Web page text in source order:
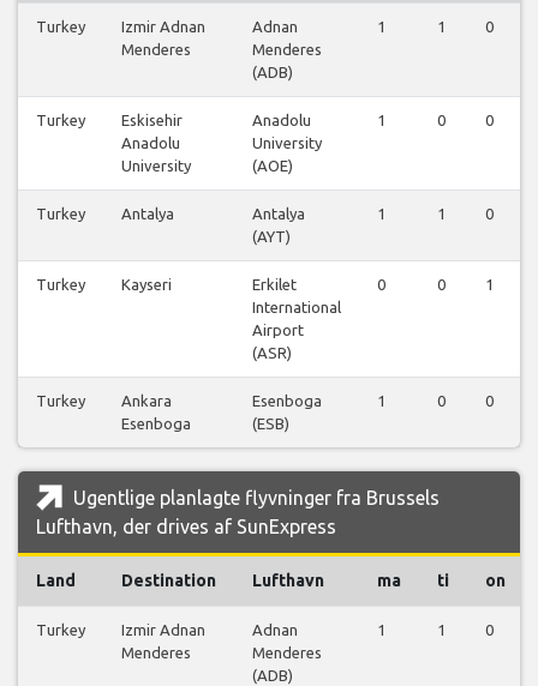
Turkey
Izmir Adnan
Menderes
Adnan
Menderes
(ADB)
1 1 0
Turkey
Eskisehir
Anadolu
University
Anadolu
University
(AOE)
1 0 0
Turkey Antalya
Antalya
(AYT)
1 1 0
Turkey Kayseri
Erkilet
International
Airport
(ASR)
0 0 1
Turkey
Ankara
Esenboga
Esenboga
(ESB)
1 0 0
Ugentlige planlagte flyvninger fra Brussels
Lufthavn, der drives af SunExpress
Land Destination Lufthavn ma ti on
Turkey
Izmir Adnan
Menderes
Adnan
Menderes
(ADB)
1 1 0